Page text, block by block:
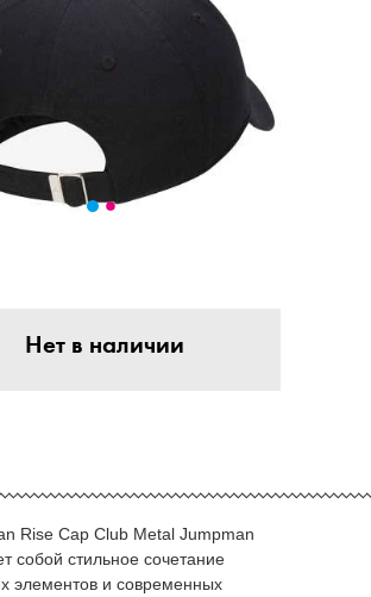
Нет в наличии
Rise Cap Club Metal Jumpman
собой стильное сочетание
элементов и современных